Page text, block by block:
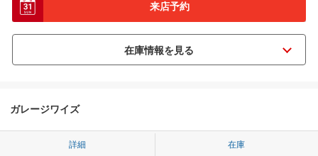
来店予約
ガレージワイズ
詳細 在庫